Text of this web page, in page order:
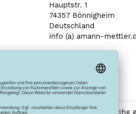
Hauptstr. 1
74357 Bönnigheim
Deutschland
info (a) amann-
Durch die gewachste